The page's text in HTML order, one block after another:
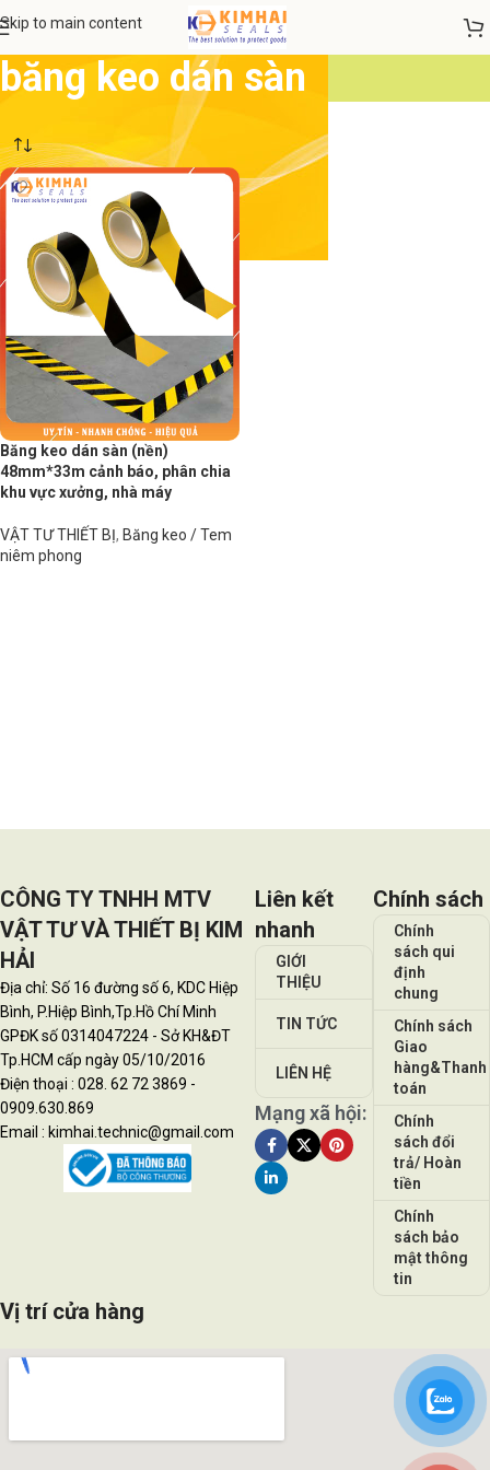
Skip to main content
băng keo dán sàn
Băng keo dán sàn (nền)
48mm*33m cảnh báo, phân chia
khu vực xưởng, nhà máy
VẬT TƯ THIẾT BỊ, Băng keo / Tem
niêm phong
CÔNG TY TNHH MTV
VẬT TƯ VÀ THIẾT BỊ KIM
HẢI
Địa chỉ: Số 16 đường số 6, KDC Hiệp
Bình, P.Hiệp Bình,Tp.Hồ Chí Minh
GPĐK số 0314047224 - Sở KH&ĐT
Tp.HCM cấp ngày 05/10/2016
Điện thoại : 028. 62 72 3869 -
0909.630.869
Email : kimhai.technic@gmail.com
Liên kết
nhanh
GIỚI
THIỆU
TIN TỨC
LIÊN HỆ
Mạng xã hội:
Chính sách
Chính
sách qui
định
chung
Chính sách
Giao
hàng&Thanh
toán
Chính
sách đổi
trả/ Hoàn
tiền
Chính
sách bảo
mật thông
tin
Vị trí cửa hàng